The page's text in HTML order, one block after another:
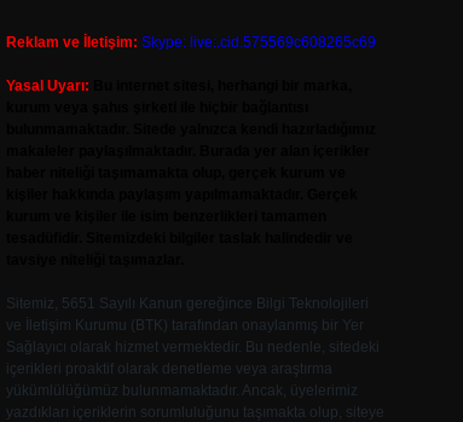
Reklam ve İletişim: Skype: live:.cid.575569c608265c69
Yasal Uyarı:
Sitemiz, 5651 Sayılı Kanun gereğince Bilgi Teknolojileri
ve İletişim Kurumu (BTK) tarafından onaylanmış bir Yer
Sağlayıcı olarak hizmet vermektedir. Bu nedenle, sitedeki
içerikleri proaktif olarak denetleme veya araştırma
yükümlülüğümüz bulunmamaktadır. Ancak, üyelerimiz
yazdıkları içeriklerin sorumluluğunu taşımakta olup, siteye